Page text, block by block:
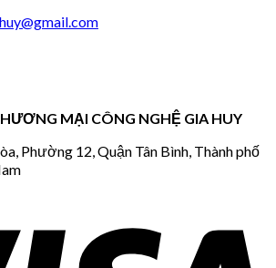
MẠI CÔNG NGHỆ GIA HUY
Phường 12, Quận Tân Bình, Thành phố